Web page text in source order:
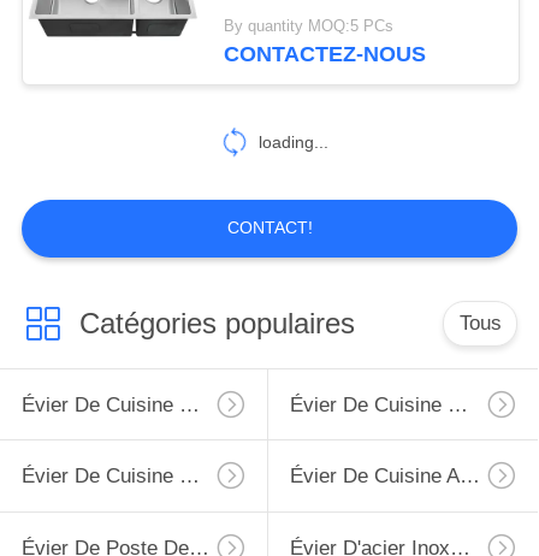
Bas évier de clivage
Éviers de luxe
d'acier inoxydable
6
cuisine d'acier inoxydable de
cuvette
By quantity MOQ:5 PCs
CONTACTEZ-NOUS
loading...
CONTACT!
Catégories populaires Tous
Évier De Cuisine D'acier Inoxydable De Tablier Évier De Cuisine Supérieur D'acier Inoxydable De Bâti
Évier De Cuisine D'acier Inoxydable D'Undermount Évier De Cuisine Avec L'égouttoir
Évier De Poste De Travail De Cuisine Évier D'acier Inoxydable De PVD